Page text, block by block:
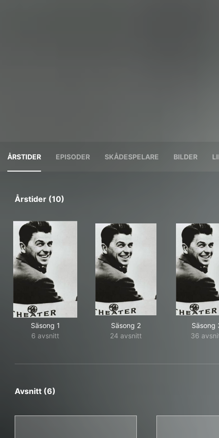
ÅRSTIDER EPISODER SKÅDESPELARE BILDER
Årstider (10)
Säsong 1
6 avsnitt
Säsong 2
24 avsnitt
Säsong
36
Avsnitt (6)